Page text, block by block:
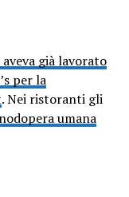
già lavorato
per la
. Nei ristoranti gli
umana